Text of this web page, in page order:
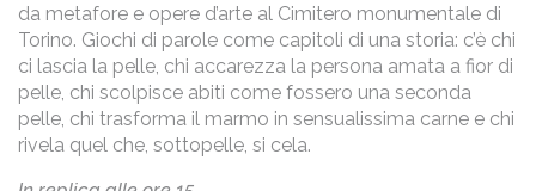
da metafore e opere d’arte al Cimitero monumentale di
Torino. Giochi di parole come capitoli di una storia: c’è chi
ci lascia la pelle, chi accarezza la persona amata a fior di
pelle, chi scolpisce abiti come fossero una seconda
pelle, chi trasforma il marmo in sensualissima carne e chi
rivela quel che, sottopelle, si cela.